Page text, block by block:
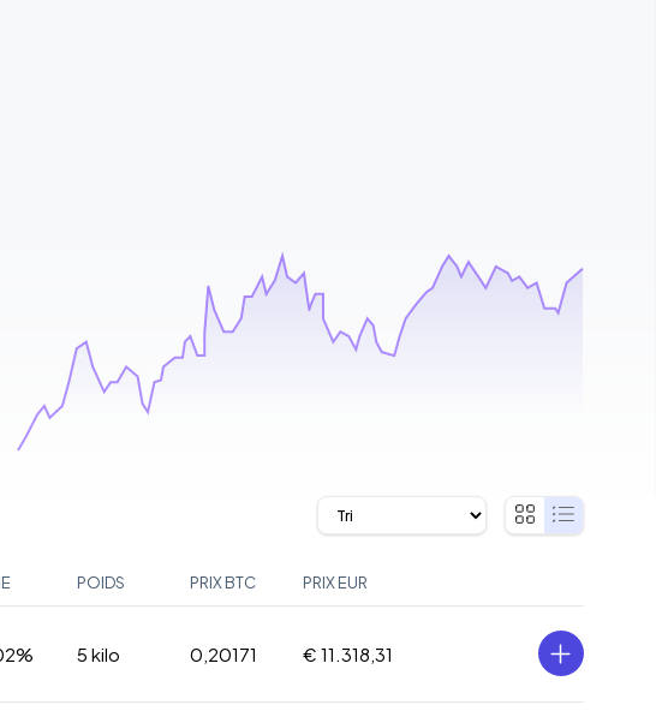
POIDS PRIX BTC PRIX EUR
5 kilo 0,20171 € 11.318,31